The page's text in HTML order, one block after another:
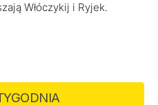
Włóczykij i Ryjek.